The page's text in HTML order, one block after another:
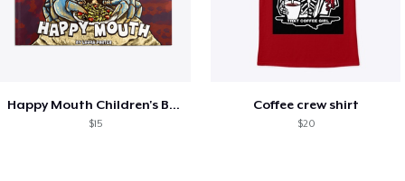
Happy Mouth Children's Book
$15
Coffee crew shirt
$20